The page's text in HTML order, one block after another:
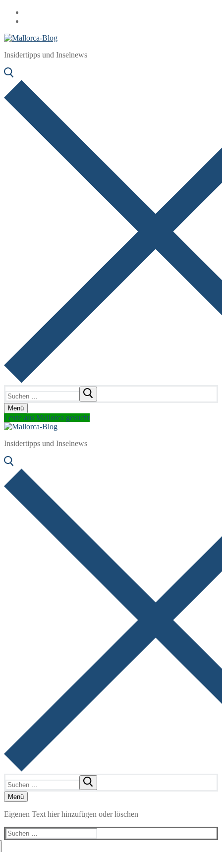
Zum
Inhalt
Menü
Schließen
Insidertipps und Inselnews
nach:
Menü
Leute aus Mallorca gesucht
Insidertipps und Inselnews
nach:
Menü
Eigenen Text hier hinzufügen oder löschen
Suchen
nach: